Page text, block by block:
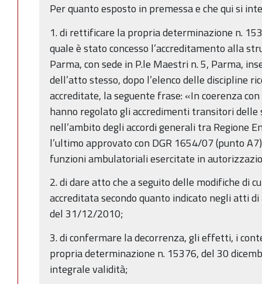
Per quanto esposto in premessa e che qui si
1. di rettificare la propria determinazione n.
quale è stato concesso l’accreditamento alla
Parma, con sede in P.le Maestri n. 5, Parma,
dell’atto stesso, dopo l’elenco delle discipline
accreditate, la seguente frase: «In coerenza
hanno regolato gli accredimenti transitori
nell’ambito degli accordi generali tra Regione
l’ultimo approvato con DGR 1654/07 (punto
funzioni ambulatoriali esercitate in
2. di dare atto che a seguito delle modifiche di
accreditata secondo quanto indicato negli atti
del 31/12/2010;
3. di confermare la decorrenza, gli effetti, i
propria determinazione n. 15376, del 30
integrale validità;